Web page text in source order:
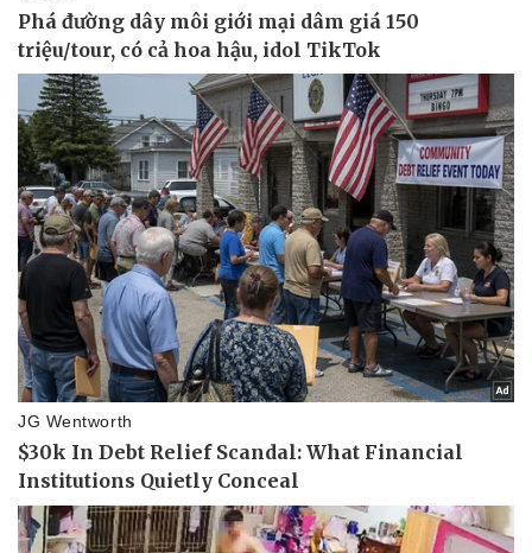
Kinh tế
Bất động sản
Khởi nghiệp
Thị trường
Giá vàng
Tiêu dùng
Tỷ giá
Chứng khoán
Giá cà phê